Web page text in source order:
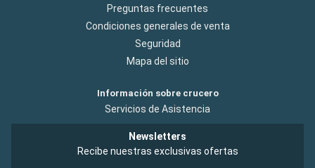
Preguntas frecuentes
Condiciones generales de venta
Seguridad
Mapa del sitio
Información sobre crucero
Servicios de Asistencia
Newsletters
Recibe nuestras exclusivas ofertas